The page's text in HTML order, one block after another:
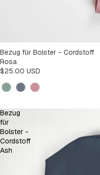
Bezug für Bolster - Cordstoff
Rosa
$25.00 USD
Kleur
Bezug
für
Bolster -
Cordstoff
Ash